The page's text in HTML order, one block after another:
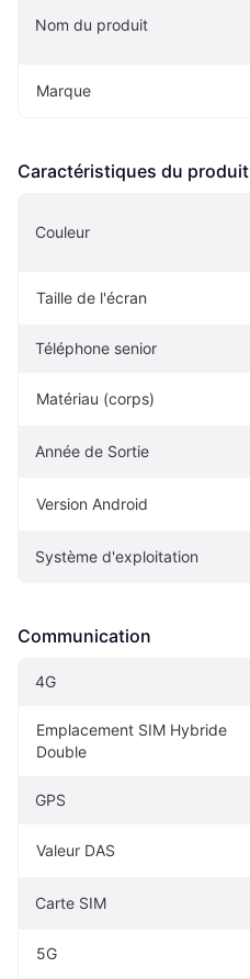
Nom du produit
Marque
Caractéristiques du produit
Couleur
Taille de l'écran
Téléphone senior
Matériau (corps)
Année de Sortie
Version Android
Système d'exploitation
Communication
4G
Emplacement SIM Hybride
Double
GPS
Valeur DAS
Carte SIM
5G